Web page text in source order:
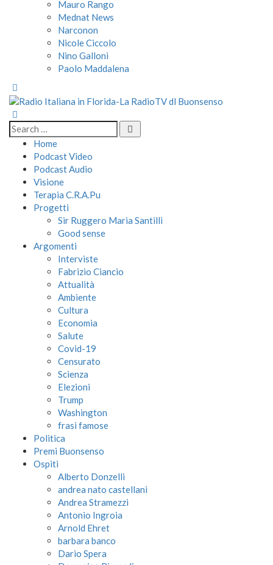
Mauro Rango
Mednat News
Narconon
Nicole Ciccolo
Nino Galloni
Paolo Maddalena
Home
Podcast Video
Podcast Audio
Visione
Terapia C.R.A.Pu
Progetti
Sir Ruggero Maria Santilli
Good sense
Argomenti
Interviste
Fabrizio Ciancio
Attualità
Ambiente
Cultura
Economia
Salute
Covid-19
Censurato
Scienza
Elezioni
Trump
Washington
frasi famose
Politica
Premi Buonsenso
Ospiti
Alberto Donzelli
andrea nato castellani
Andrea Stramezzi
Antonio Ingroia
Arnold Ehret
barbara banco
Dario Spera